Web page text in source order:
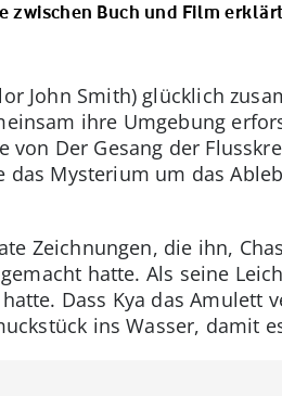
zwischen Buch und Film erklärt
John Smith) glücklich
ihre Umgebung
Der Gesang der
Mysterium um das
Zeichnungen, die ihn,
hatte. Als seine
Dass Kya das Amulett
ins Wasser, damit